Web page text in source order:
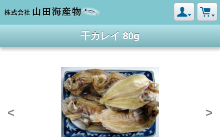
干カレイ 80g
< >